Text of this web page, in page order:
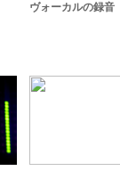
ヴォーカルの録音